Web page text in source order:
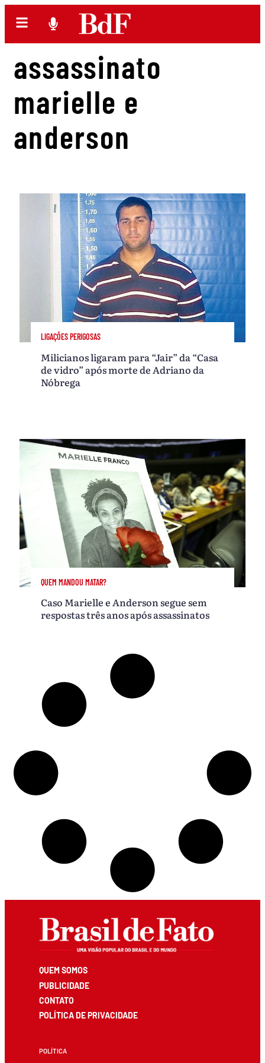
assassinato
marielle e
anderson
LIGAÇÕES PERIGOSAS
Milicianos ligaram para “Jair” da “Casa
de vidro” após morte de Adriano da
Nóbrega
QUEM MANDOU MATAR?
Caso Marielle e Anderson segue sem
respostas três anos após assassinatos
QUEM SOMOS
PUBLICIDADE
CONTATO
POLÍTICA DE PRIVACIDADE
POLÍTICA